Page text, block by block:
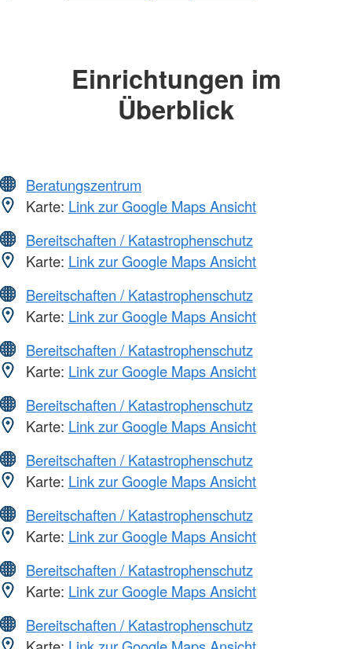
Einrichtungen im
Überblick
Beratungszentrum
Karte: Link zur Google Maps Ansicht
Bereitschaften / Katastrophenschutz
Karte: Link zur Google Maps Ansicht
Bereitschaften / Katastrophenschutz
Karte: Link zur Google Maps Ansicht
Bereitschaften / Katastrophenschutz
Karte: Link zur Google Maps Ansicht
Bereitschaften / Katastrophenschutz
Karte: Link zur Google Maps Ansicht
Bereitschaften / Katastrophenschutz
Karte: Link zur Google Maps Ansicht
Bereitschaften / Katastrophenschutz
Karte: Link zur Google Maps Ansicht
Bereitschaften / Katastrophenschutz
Karte: Link zur Google Maps Ansicht
Bereitschaften / Katastrophenschutz